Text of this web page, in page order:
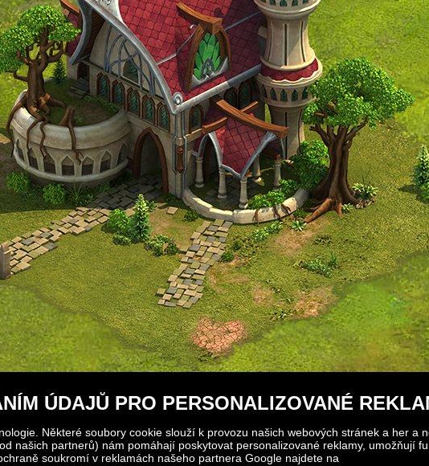
ÚDAJŮ PRO PERSONALIZOVANÉ
Některé soubory cookie slouží k provozu našich webových stránek a her a
našich partnerů) nám pomáhají poskytovat personalizované reklamy, umožňují
soukromí v reklamách našeho partnera Google najdete na